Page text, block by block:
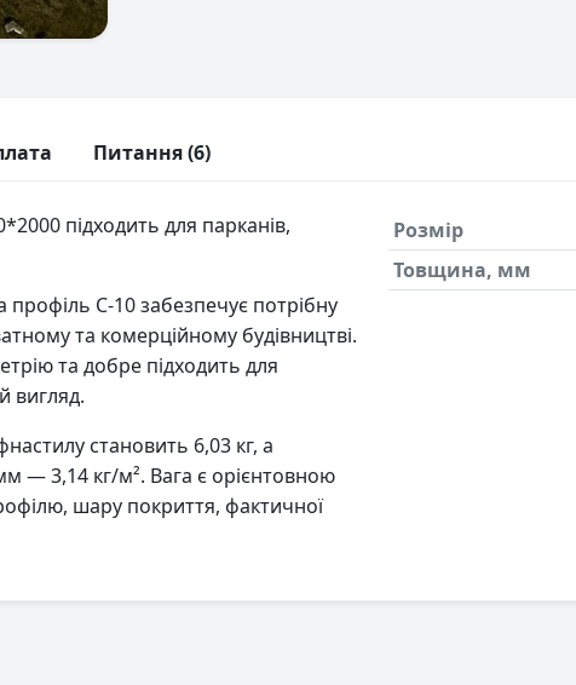
Питання (6)
підходить для парканів,
профіль С-10 забезпечує потрібну
та комерційному будівництві.
та добре підходить для
вигляд.
становить 6,03 кг, а
— 3,14 кг/м². Вага є орієнтовною
шару покриття, фактичної
Розмір
Товщина, мм